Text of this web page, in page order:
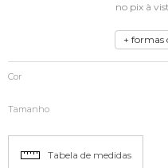
no pix à
+ formas
Cor
Tamanho
Tabela de medidas